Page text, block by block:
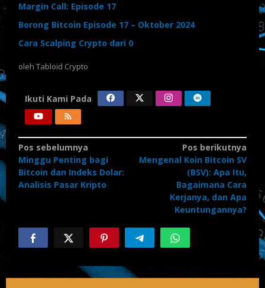
Margin Call: Episode 17
Borong Bitcoin Episode 17 – Oktober 2024
Cara Scalping Crypto dari 0
oleh Tabloid Crypto
Ikuti Kami Pada
Pos sebelumnya
Minggu Penting bagi
Bitcoin dan Indeks Dolar:
Analisis Pasar Kripto
Pos berikutnya
Mengenal Koin Bitcoin SV
(BSV): Apa Itu,
Bagaimana Cara
Kerjanya, dan Apa
Keuntungannya?